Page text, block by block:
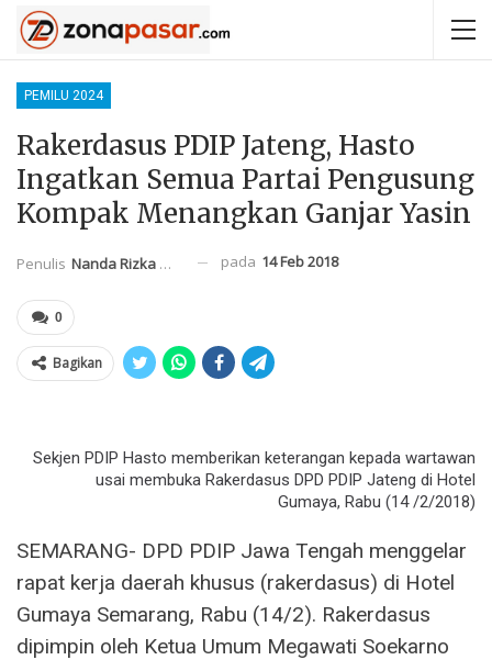
PEMILU 2024
Rakerdasus PDIP Jateng, Hasto
Ingatkan Semua Partai Pengusung
Kompak Menangkan Ganjar Yasin
Penulis Nanda Rizka Mahendra pada 14 Feb 2018
0
Bagikan
Sekjen PDIP Hasto memberikan keterangan kepada wartawan
usai membuka Rakerdasus DPD PDIP Jateng di Hotel
Gumaya, Rabu (14 /2/2018)
SEMARANG- DPD PDIP Jawa Tengah menggelar
rapat kerja daerah khusus (rakerdasus) di Hotel
Gumaya Semarang, Rabu (14/2). Rakerdasus
dipimpin oleh Ketua Umum Megawati Soekarno